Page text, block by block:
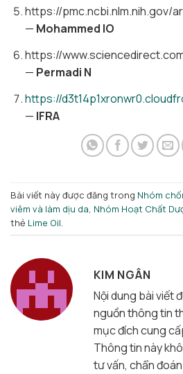
https://pmc.ncbi.nlm.nih.gov/
— Mohammed IO
https://
— Permadi N
https://
— IFRA
Bài viết này được đăng trong Nhóm
viêm và làm dịu da Nhóm Hoạt Chất
thẻ Lime Oil
KIM NGÂN
Nội dung bài viết
nguồn thông tin
mục đích cung
Thông tin này
tư vấn, chẩn